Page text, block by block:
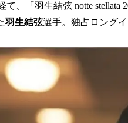
て、「羽生結弦 notte stellata
羽生結弦選手。独占ロング